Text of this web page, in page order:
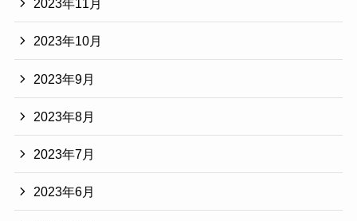
2023年11月
2023年10月
2023年9月
2023年8月
2023年7月
2023年6月